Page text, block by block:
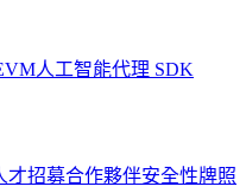
人工智能代理 SDK
才招募合作夥伴安全性牌照